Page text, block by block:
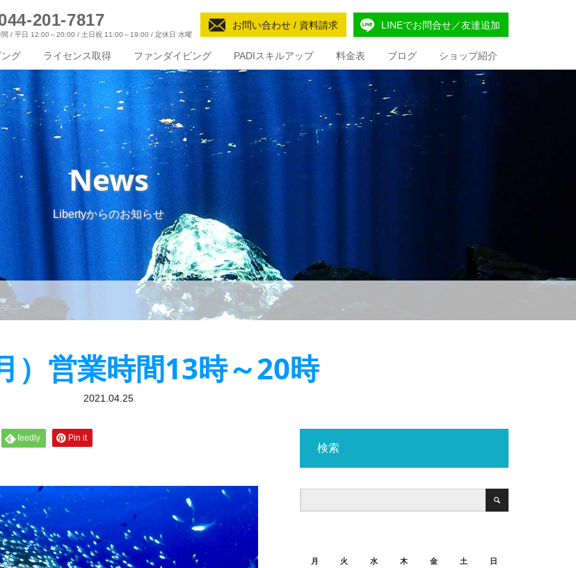
201-7817
間 / 平日 12:00～20:00 / 土日祝 11:00～19:00 / 定休日 水曜
お問い合わせ / 資料請求 LINEでお問合せ／友達追加
グ ライセンス取得 ファンダイビング PADIスキルアップ 料金表 ブログ ショップ紹介
News
Libertyからのお知らせ
）営業時間13時～20時
2021.04.25
feedly Pin it
検索
月
火 水 木 金 土 日